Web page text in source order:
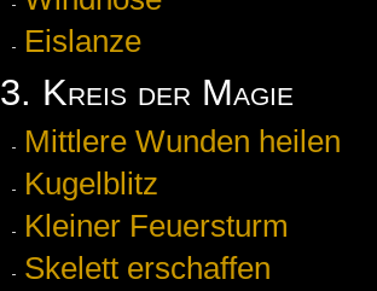
Eislanze
3. Kreis der Magie
Mittlere Wunden heilen
Kugelblitz
Kleiner Feuersturm
Skelett erschaffen